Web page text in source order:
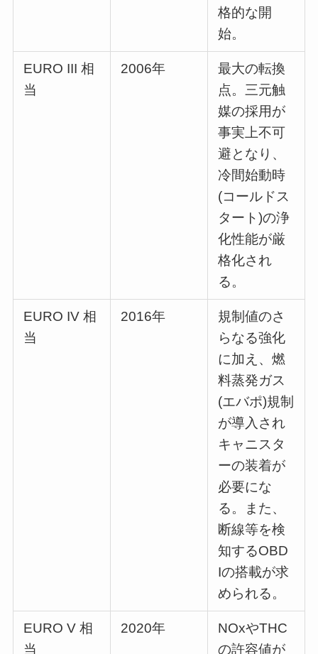
格的な開
始。
EURO III 相
当
2006年
最大の転換
点。三元触
媒の採用が
事実上不可
避となり、
冷間始動時
(コールドス
タート)の浄
化性能が厳
格化され
る。
EURO IV 相
当
2016年
規制値のさ
らなる強化
に加え、燃
料蒸発ガス
(エバポ)規制
が導入され
キャニスタ
ーの装着が
必要にな
る。また、
断線等を検
知するOBD
Iの搭載が求
められる。
EURO V 相
当
2020年
NOxやTHC
の許容値が